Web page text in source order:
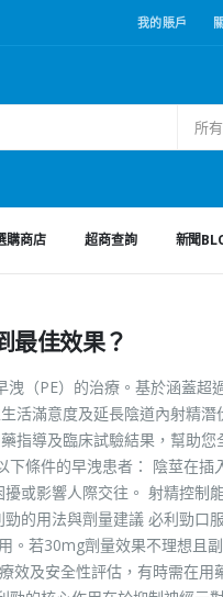
我的賬戶
所
購商店 超商查詢 新聞
最佳效果？
（PE）的治療。基於涵蓋超
活滿意度及延長陰道內射精
指導及臨床試驗結果，幫助
條件的早洩患者： 陰莖在
或影響人際交往。 射精控制
的用法與劑量建議 必利勁口
。若30mg劑量效果不理想且
效及安全性評估，有時需在